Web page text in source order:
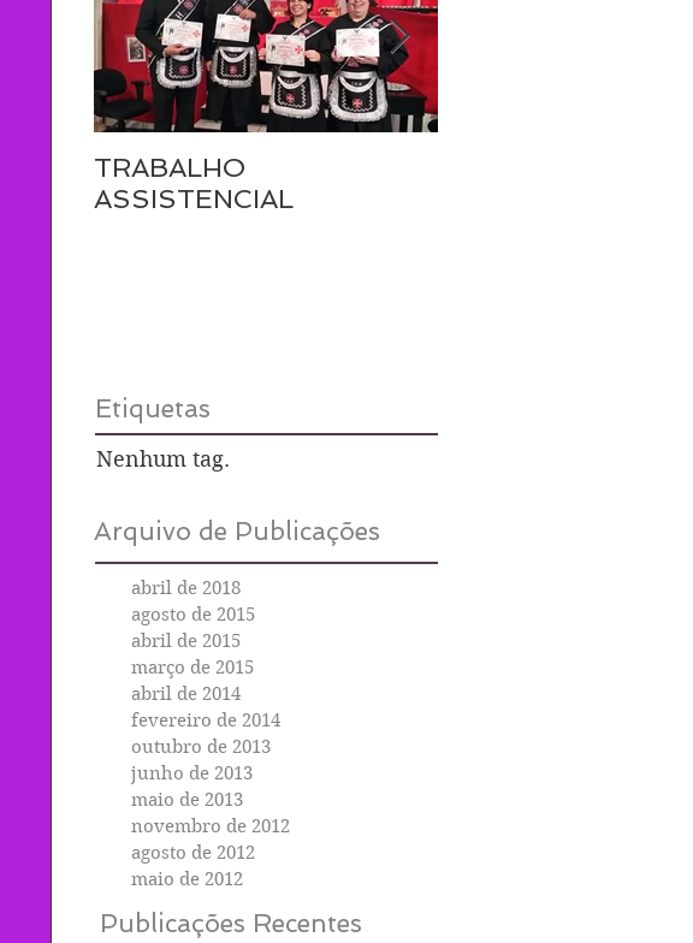
TRABALHO
ASSISTENCIAL
Etiquetas
Nenhum tag.
Arquivo de Publicações
abril de 2018
agosto de 2015
abril de 2015
março de 2015
abril de 2014
fevereiro de 2014
outubro de 2013
junho de 2013
maio de 2013
novembro de 2012
agosto de 2012
maio de 2012
Publicações Recentes